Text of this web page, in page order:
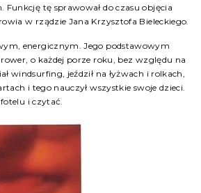
Funkcję tę sprawował do czasu objęcia
w rządzie Jana Krzysztofa Bieleckiego.
energicznym. Jego podstawowym
o każdej porze roku, bez względu na
windsurfing, jeździł na łyżwach i rolkach,
i tego nauczył wszystkie swoje dzieci.
i czytać.